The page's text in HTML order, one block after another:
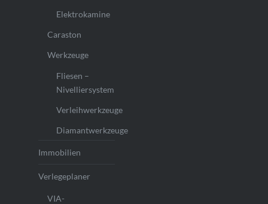
Elektrokamine
Caraston
Werkzeuge
Fliesen –
Nivelliersystem
Verleihwerkzeuge
Diamantwerkzeuge
Immobilien
Verlegeplaner
VIA-